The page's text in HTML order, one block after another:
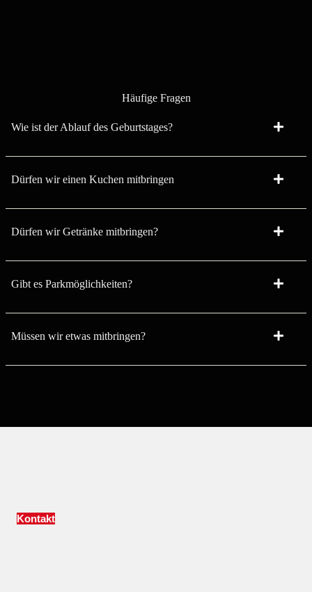
Häufige Fragen
Wie ist der Ablauf des Geburtstages?
Dürfen wir einen Kuchen mitbringen
Dürfen wir Getränke mitbringen?
Gibt es Parkmöglichkeiten?
Müssen wir etwas mitbringen?
Kontakt